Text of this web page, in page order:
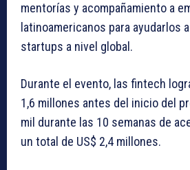
mentorías y acompañamiento a
latinoamericanos para ayudarlos
startups a nivel global.
Durante el evento, las fintech
1,6 millones antes del inicio del
mil durante las 10 semanas de
un total de US$ 2,4 millones.